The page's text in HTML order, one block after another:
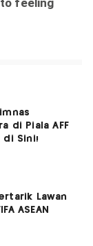
di Piala AFF
di Sini!
Lawan
ASEAN